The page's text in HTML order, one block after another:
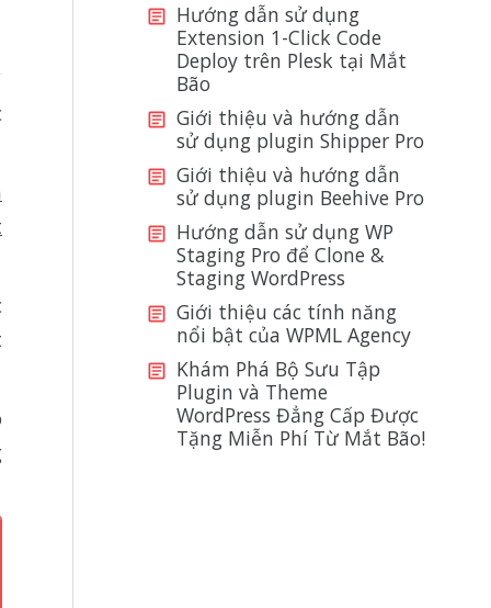
Hướng dẫn sử dụng
Extension 1-Click Code
Deploy trên Plesk tại Mắt
Bão
Giới thiệu và hướng dẫn
sử dụng plugin Shipper Pro
Giới thiệu và hướng dẫn
sử dụng plugin Beehive Pro
Hướng dẫn sử dụng WP
Staging Pro để Clone &
Staging WordPress
Giới thiệu các tính năng
nổi bật của WPML Agency
Khám Phá Bộ Sưu Tập
Plugin và Theme
WordPress Đẳng Cấp Được
Tặng Miễn Phí Từ Mắt Bão!